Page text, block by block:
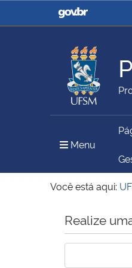
Casa Civil
Ministério da
Pecuária e
Ministério do Meio
Menu
Você está aqui:
Início do conteúdo
Realize